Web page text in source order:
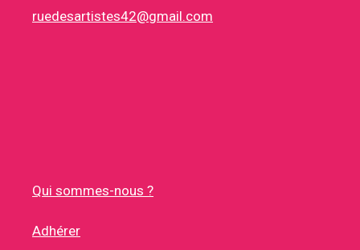
ruedesartistes42@gmail.com
Qui sommes-nous ?
Adhérer